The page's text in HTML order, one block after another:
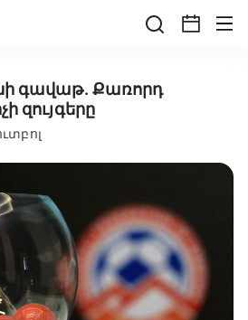
գավաթ․ Քառորդ
զույգերը